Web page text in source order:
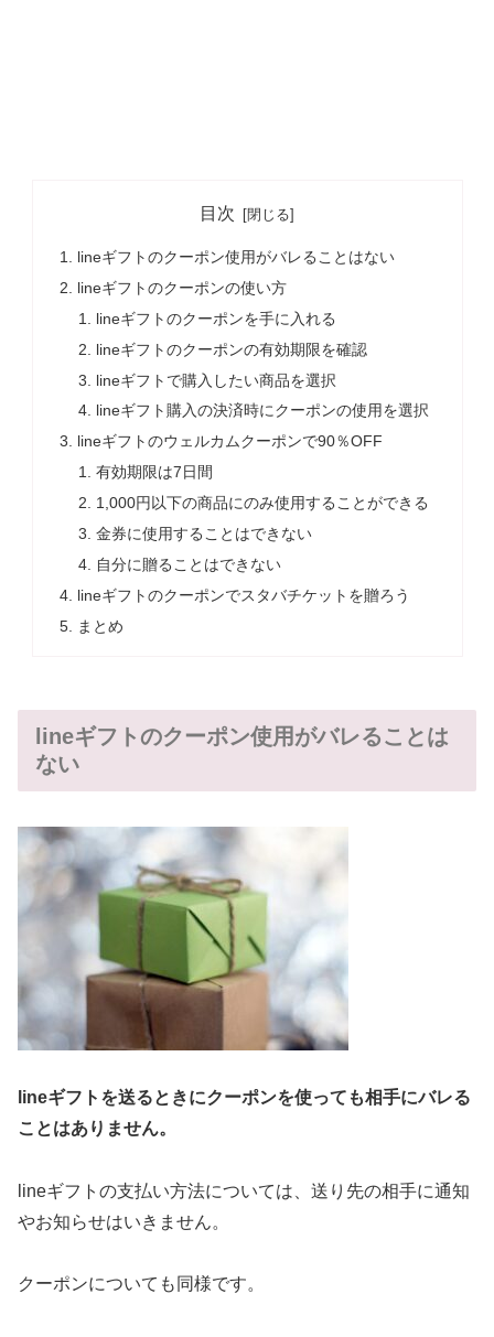
目次
lineギフトのクーポン使用がバレることはない
lineギフトのクーポンの使い方
lineギフトのクーポンを手に入れる
lineギフトのクーポンの有効期限を確認
lineギフトで購入したい商品を選択
lineギフト購入の決済時にクーポンの使用を選択
lineギフトのウェルカムクーポンで90％OFF
有効期限は7日間
1,000円以下の商品にのみ使用することができる
金券に使用することはできない
自分に贈ることはできない
lineギフトのクーポンでスタバチケットを贈ろう
まとめ
lineギフトのクーポン使用がバレることは
ない
lineギフトを送るときにクーポンを使っても相手にバレる
ことはありません。
lineギフトの支払い方法については、送り先の相手に通知
やお知らせはいきません。
クーポンについても同様です。